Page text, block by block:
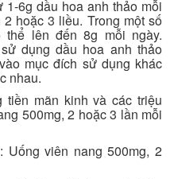
6g dầu hoa anh thảo mỗi
hoặc 3 liều. Trong một số
lên đến 8g mỗi ngày.
dụng dầu hoa anh thảo
mục đích sử dụng khác
nhau.
mãn kinh và các triệu
500mg, 2 hoặc 3 lần mỗi
viên nang 500mg, 2